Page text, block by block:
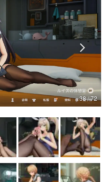
い？
氏がゲームの魅力を画面や操作の
していく、硬派で骨太な評論連載
語
スボス」… ゲームにまつわる言葉
コンピューター文化史研究家・タ
38 / 72